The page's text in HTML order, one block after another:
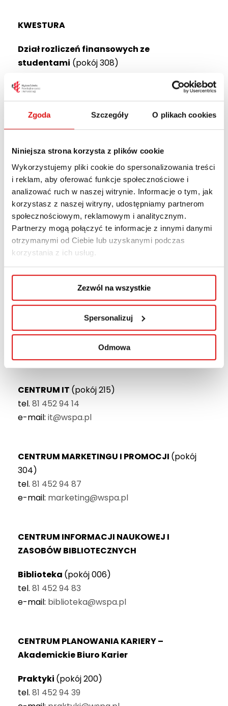
Zgoda Szczegóły O plikach cookies
Niniejsza strona korzysta z plików cookie
Wykorzystujemy pliki cookie do spersonalizowania treści
i reklam, aby oferować funkcje społecznościowe i
analizować ruch w naszej witrynie. Informacje o tym, jak
korzystasz z naszej witryny, udostępniamy partnerom
społecznościowym, reklamowym i analitycznym.
Partnerzy mogą połączyć te informacje z innymi danymi
otrzymanymi od Ciebie lub uzyskanymi podczas
korzystania z ich usług.
Zezwól na wszystkie
Spersonalizuj
Odmowa
KWESTURA
Dział rozliczeń finansowych ze
studentami (pokój 308)
tel.607 808 663
e-mail:rozliczenia@wspa.pl
obsługa studenta:
wtorek, czwartek: 10:00 – 13:00
sobota, niedziela (wybrane): 8:00-14:00
(przerwa 11:30-12:00)
Stypendia(pokój 311)
tel.81 452 94 15
e-mail:stypendia@wspa.pl
obsługa studenta:
wt-pt 10:00-13:00
81 452 94 19
e-mail:place@wspa.pl
Dział Finansowy(pokój 306)
tel.81 452 95 10
ksiegowosc@wspa.pl
CENTRUM IT (pokój 215)
tel. 81 452 94 14
e-mail: it@wspa.pl
CENTRUM MARKETINGU I PROMOCJI (pokój
304)
tel. 81 452 94 87
e-mail: marketing@wspa.pl
CENTRUM INFORMACJI NAUKOWEJ I
ZASOBÓW BIBLIOTECZNYCH
Biblioteka (pokój 006)
tel. 81 452 94 83
e-mail: biblioteka@wspa.pl
CENTRUM PLANOWANIA KARIERY –
Akademickie Biuro Karier
Praktyki (pokój 200)
tel. 81 452 94 39